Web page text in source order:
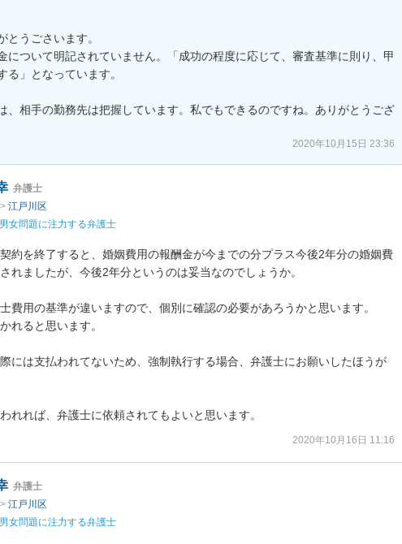
とうごさいます。
について明記されていません。「成功の程度に応じて、審査基準に則り、甲
る」となっています。
、相手の勤務先は把握しています。私でもできるのですね。ありがとうござ
2020年10月15日 23:36
弁護士
> 江戸川区
女問題に注力する弁護士
約を終了すると、婚姻費用の報酬金が今までの分プラス今後2年分の婚姻費
れましたが、今後2年分というのは妥当なのでしょうか。
費用の基準が違いますので、個別に確認の必要があろうかと思います。
れると思います。
には支払われてないため、強制執行する場合、弁護士にお願いしたほうが
れれば、弁護士に依頼されてもよいと思います。
2020年10月16日 11:16
弁護士
> 江戸川区
女問題に注力する弁護士